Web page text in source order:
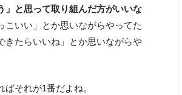
」と思って取り組んだ方がいいな
こいい」とか思いながらやってた
きたらいいね」とか思いながらや
それが1番だよね。